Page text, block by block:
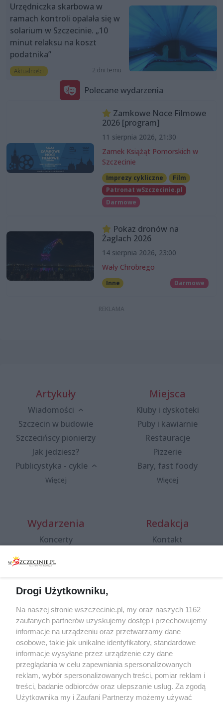
Urzędniczka skarbowa w
ramach kontroli opalała się w
solarium w Szczecinie. „10
minut relaksu na koszt
podatnika”
Aktualności 2 dni temu
Polecane wydarzenia
Zamkowe Noce Filmowe
2026 [program]
11 sierpnia 2026, 21:30
Zamek Książąt Pomorskich w
Szczecinie
Imprezy cykliczne
Film
Patronat wSzczecinie.pl
Darmowe
Pokaz dronów na
Żaglach 2026
14 sierpnia 2026, 23:00
Wały Chrobrego
Inne Darmowe
Artykuły
Wiadomości
Szczecin w budowie
Szczecińscy pionierzy
Jak jedziesz?
Publicystyka - cykle
Więcej
Miejsca
Kluby i dyskoteki
Puby i kawiarnie
Restauracje
Pizzerie
Bary, fast foody
Więcej
Wydarzenia
Koncerty
Spacery i oprowadzania
targi
Wernisaże
Więcej
Redakcja
Kontakt
Specjalny koncert z okazji
20. urodzin portalu
wSzczecinie.pl
Regulamin konkursów
śniadaniówka "Hej
Szczecin! Jest piątek!"
Drogi Użytkowniku,
Na naszej stronie wszczecinie.pl, my oraz naszych 1162
zaufanych partnerów uzyskujemy dostęp i przechowujemy
informacje na urządzeniu oraz przetwarzamy dane
osobowe, takie jak unikalne identyfikatory, standardowe
informacje wysyłane przez urządzenie czy dane
przeglądania w celu zapewniania spersonalizowanych
reklam, wybór spersonalizowanych treści, pomiar reklam i
treści, badanie odbiorców oraz ulepszanie usług. Za zgodą
Użytkownika my i Zaufani Partnerzy możemy używać